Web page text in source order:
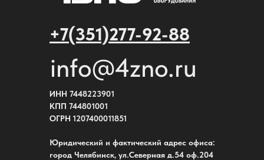
ИНН 7448223901
КПП 744801001
ОГРН 1207400011851
Юридический и фактический адрес офиса:
город Челябинск, ул.Северная д.54 оф.204
info@4zno.ru
+7(351)277-92-88